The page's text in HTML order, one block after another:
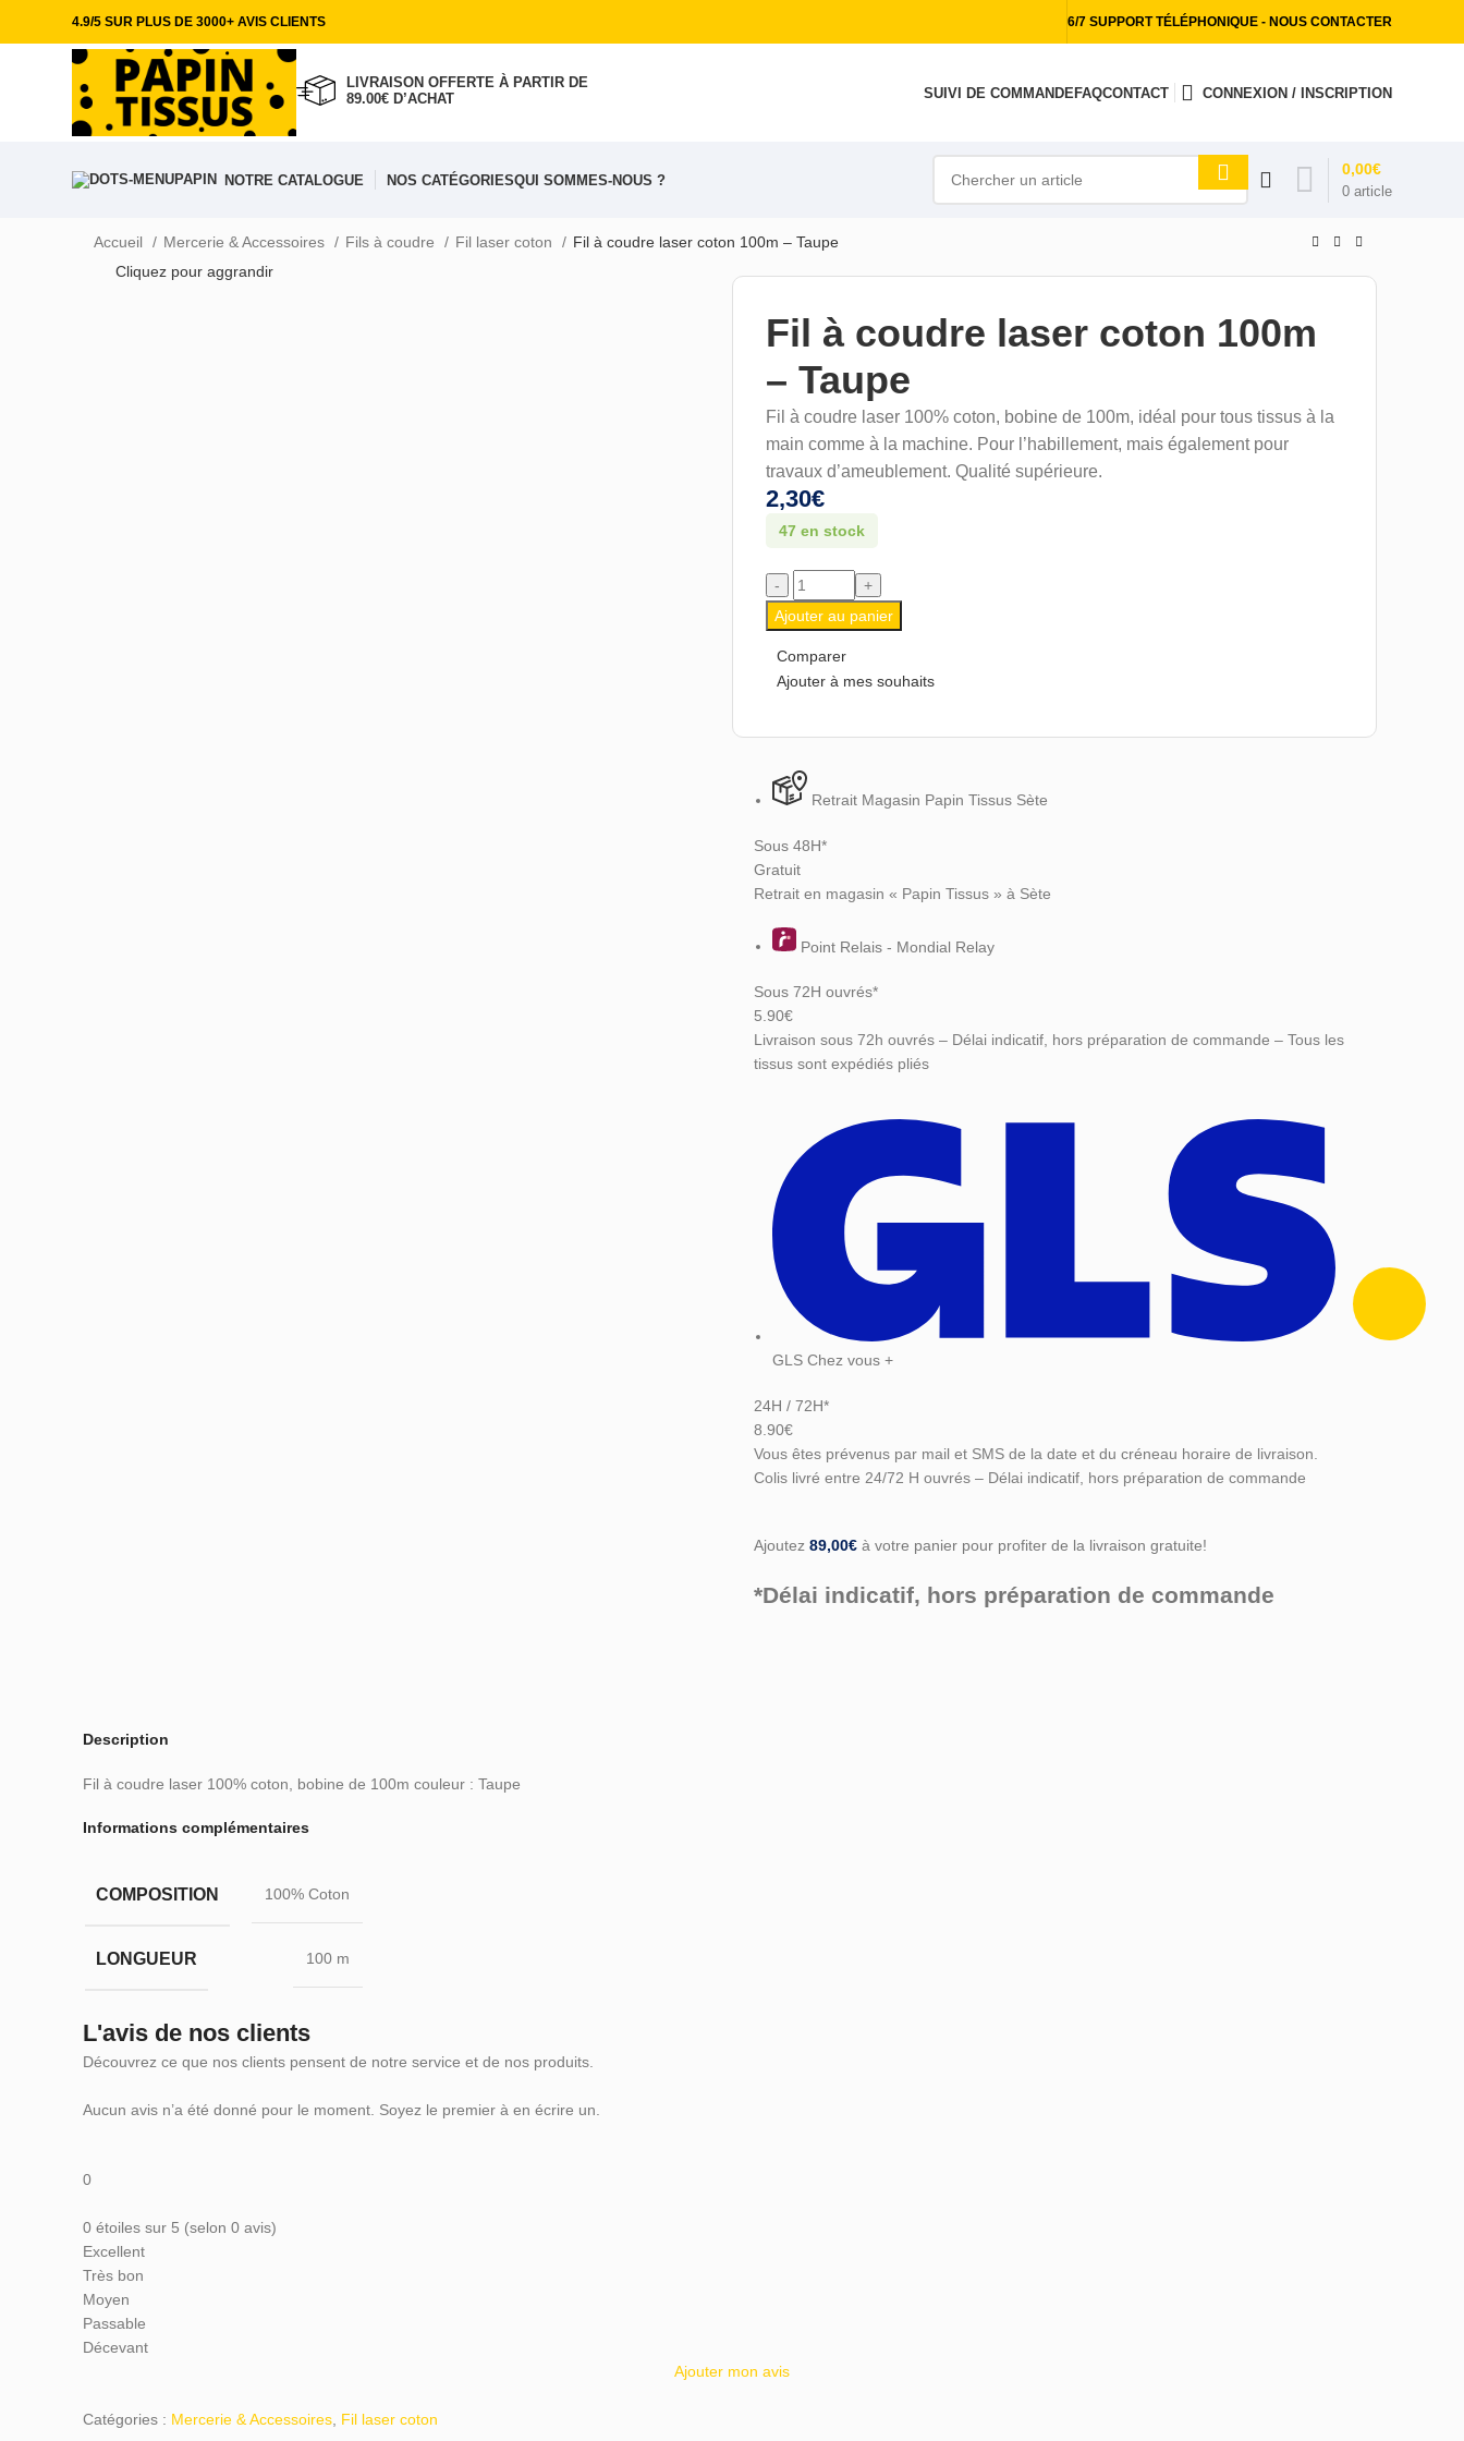
4.9/5 SUR PLUS DE 3000+ AVIS CLIENTS 6/7 SUPPORT TÉLÉPHONIQUE - NOUS CONTACTER
LIVRAISON OFFERTE À PARTIR DE
89.00€ D’ACHAT
SUIVI DE COMMANDEFAQCONTACT CONNEXION / INSCRIPTION
NOTRE CATALOGUE NOS CATÉGORIESQUI SOMMES-NOUS ?
0 article
0,00€
Accueil Mercerie & Accessoires Fils à coudre Fil laser coton
Fil à coudre laser coton 100m – Taupe
Cliquez pour aggrandir
Fil à coudre laser coton 100m
– Taupe
Fil à coudre laser 100% coton, bobine de 100m, idéal pour tous tissus à la
main comme à la machine. Pour l’habillement, mais également pour
travaux d’ameublement. Qualité supérieure.
2,30€
47 en stock
Ajouter au panier
Comparer
Ajouter à mes souhaits
Retrait Magasin Papin Tissus Sète
Sous 48H*
Gratuit
Retrait en magasin « Papin Tissus » à Sète
Point Relais - Mondial Relay
Sous 72H ouvrés*
5.90€
Livraison sous 72h ouvrés – Délai indicatif, hors préparation de commande – Tous les
tissus sont expédiés pliés
GLS Chez vous +
24H / 72H*
8.90€
Vous êtes prévenus par mail et SMS de la date et du créneau horaire de livraison.
Colis livré entre 24/72 H ouvrés – Délai indicatif, hors préparation de commande
Ajoutez 89,00€ à votre panier pour profiter de la livraison gratuite!
*Délai indicatif, hors préparation de commande
Description
Fil à coudre laser 100% coton, bobine de 100m couleur : Taupe
Informations complémentaires
COMPOSITION 100% Coton
LONGUEUR 100 m
L'avis de nos clients
Découvrez ce que nos clients pensent de notre service et de nos produits.
Aucun avis n’a été donné pour le moment. Soyez le premier à en écrire un.
0
0 étoiles sur 5 (selon 0 avis)
Excellent
Très bon
Moyen
Passable
Décevant
Ajouter mon avis
Catégories : Mercerie & Accessoires Fil laser coton